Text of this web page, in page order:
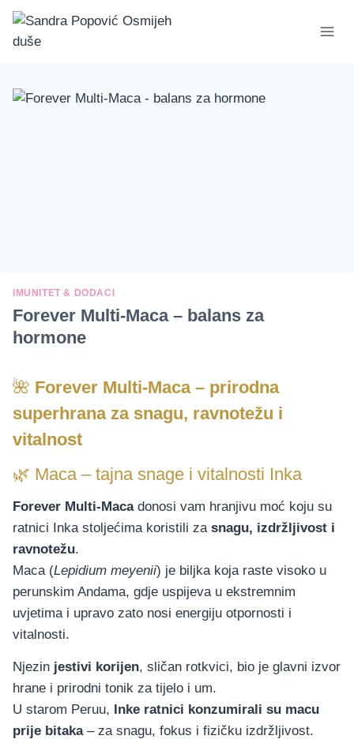
Skip
content
IMUNITET & DODACI
Forever Multi-Maca – balans za
hormone
🌺 Forever Multi-Maca – prirodna
superhrana za snagu, ravnotežu i
vitalnost
🌿 Maca – tajna snage i vitalnosti Inka
Forever Multi-Macadonosi vam hranjivu moć koju su
ratnici Inka stoljećima koristili za snagu, izdržljivost i
ravnotežu.
Maca (Lepidium meyenii) je biljka koja raste visoko u
perunskim Andama, gdje uspijeva u ekstremnim
uvjetima i upravo zato nosi energiju otpornosti i
vitalnosti.
Njezin jestivi korijen, sličan rotkvici, bio je glavni izvor
hrane i prirodni tonik za tijelo i um.
U starom Peruu, Inke ratnici konzumirali su macu
prije bitaka– za snagu, fokus i fizičku izdržljivost.